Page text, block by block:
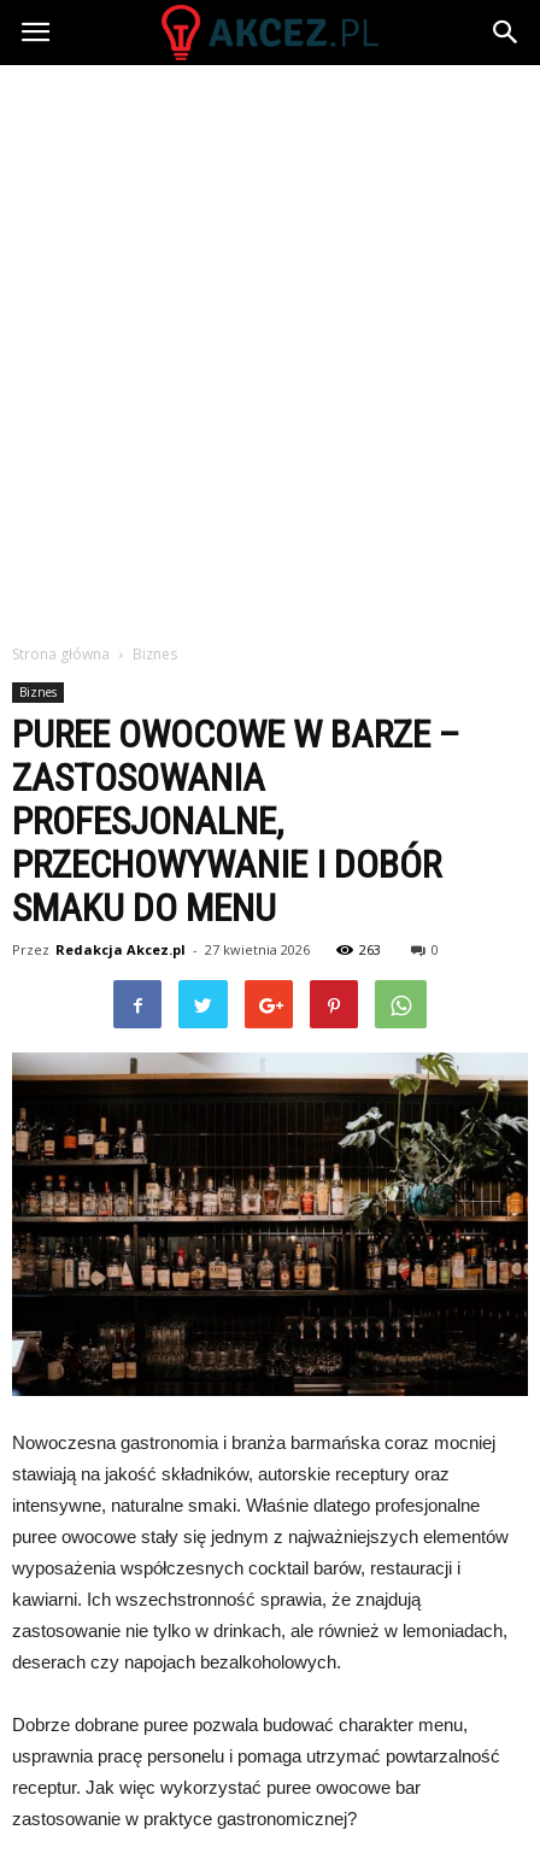
Akcez.pl
Strona główna Biznes
Biznes
PUREE OWOCOWE W BARZE –
ZASTOSOWANIA
PROFESJONALNE,
PRZECHOWYWANIE I DOBÓR
SMAKU DO MENU
Przez Redakcja Akcez.pl - 27 kwietnia 2026 263 0
Nowoczesna gastronomia i branża barmańska coraz mocniej
stawiają na jakość składników, autorskie receptury oraz
intensywne, naturalne smaki. Właśnie dlatego profesjonalne
puree owocowe stały się jednym z najważniejszych elementów
wyposażenia współczesnych cocktail barów, restauracji i
kawiarni. Ich wszechstronność sprawia, że znajdują
zastosowanie nie tylko w drinkach, ale również w lemoniadach,
deserach czy napojach bezalkoholowych.
Dobrze dobrane puree pozwala budować charakter menu,
usprawnia pracę personelu i pomaga utrzymać powtarzalność
receptur. Jak więc wykorzystać puree owocowe bar
zastosowanie w praktyce gastronomicznej?